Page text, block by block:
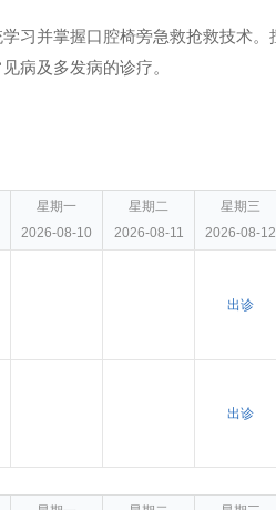
习并掌握口腔椅旁急救抢救技术
病及多发病的诊疗。
星期一
2026-08-10
星期二
2026-08-11
星期三
2026-08-12
出诊
出诊